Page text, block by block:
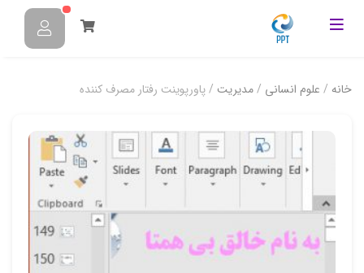
خانه / علوم انسانی /مدیریت / پاورپوینت رفتار مصرف کننده